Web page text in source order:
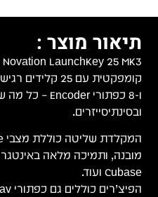
תיאור מוצר :
ובסינתיסייזרים.
Cubase ועוד.